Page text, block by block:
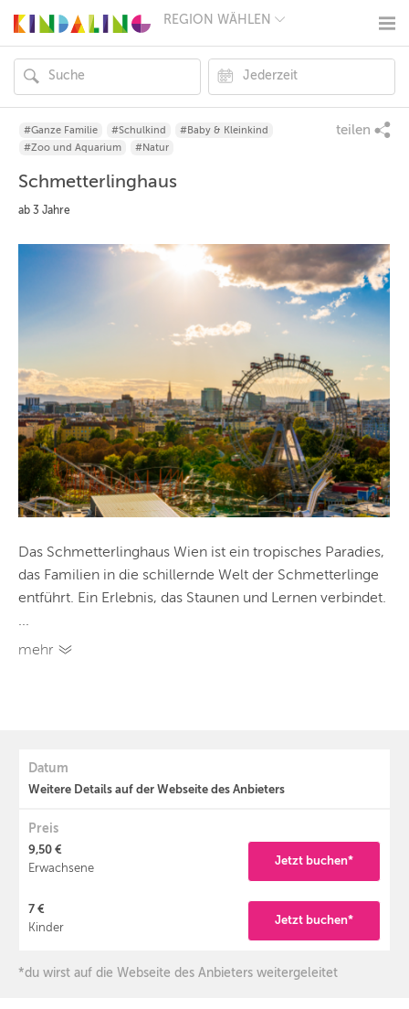
REGION WÄHLEN
MÜNCHEN
HAMBURG
FRANKFURT
KÖLN
DÜSSELDORF
HANNOVER
WIEN
ZÜRICH
ANDERE
#Ganze Familie #Schulkind
#Baby & Kleinkind
#Zoo und Aquarium
#Natur
teilen
Schmetterlinghaus
ab 3 Jahre
Das Schmetterlinghaus Wien ist ein tropisches Paradies,
das Familien in die schillernde Welt der Schmetterlinge
entführt. Ein Erlebnis, das Staunen und Lernen verbindet.
...
mehr
Datum
Weitere Details auf der Webseite des Anbieters
Preis
9,50 €
Erwachsene
Jetzt buchen*
7 €
Kinder
Jetzt buchen*
*du wirst auf die Webseite des Anbieters weitergeleitet